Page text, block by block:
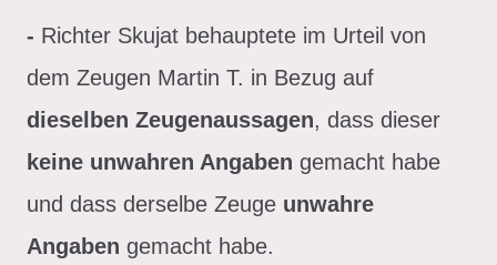
- Richter Skujat behauptete im Urteil von
dem Zeugen Martin T. in Bezug auf
dieselben Zeugenaussagen, dass dieser
keine unwahren Angaben gemacht habe
und dass derselbe Zeuge unwahre
Angaben gemacht habe.